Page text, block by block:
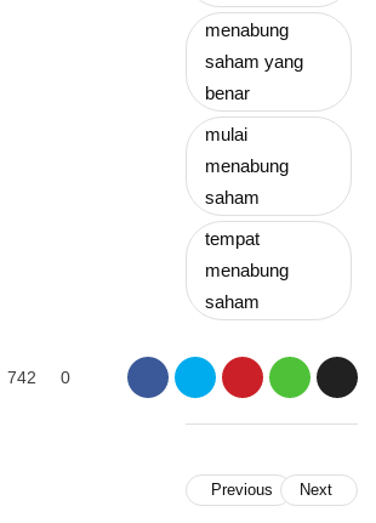
menabung
saham yang
benar
mulai
menabung
saham
tempat
menabung
saham
742 0
Previous Next